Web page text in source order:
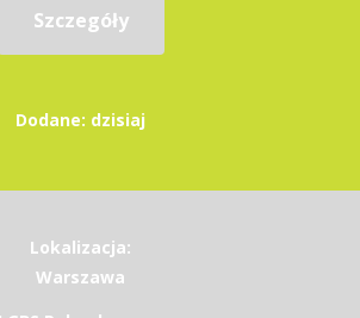
Szczegóły
Dodane: dzisiaj
Lokalizacja:
Warszawa